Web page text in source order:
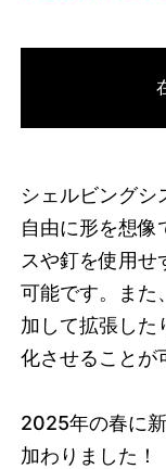
system-s-65-1-
シェルビングシ
自由に形を想像
スや釘を使用せ
可能です。また
加して拡張した
化させることが
2025年の春に
加わりました！